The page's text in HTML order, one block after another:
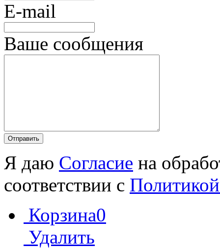
E-mail
Ваше сообщения
Я даю Согласие на
соответствии с
Корзина0
Удалить